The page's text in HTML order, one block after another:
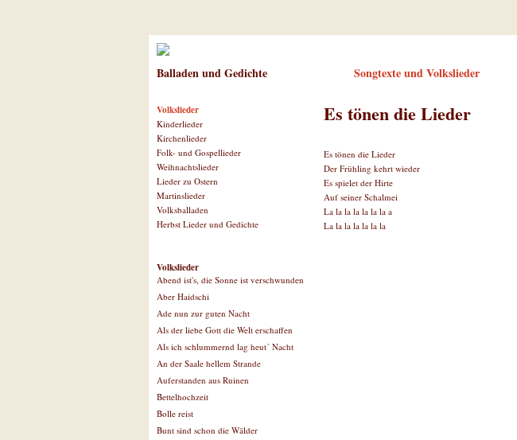
Balladen und Gedichte Songtexte und Volkslieder
Volkslieder
Kinderlieder
Kirchenlieder
Folk- und Gospellieder
Weihnachtslieder
Lieder zu Ostern
Martinslieder
Volksballaden
Herbst Lieder und Gedichte
Volkslieder
Abend ist's, die Sonne ist verschwunden
Aber Haidschi
Ade nun zur guten Nacht
Als der liebe Gott die Welt erschaffen
Als ich schlummernd lag heut´ Nacht
An der Saale hellem Strande
Auferstanden aus Ruinen
Bettelhochzeit
Bolle reist
Bunt sind schon die Wälder
Es tönen die Lieder
Es tönen die Lieder
Der Frühling kehrt wieder
Es spielet der Hirte
Auf seiner Schalmei
La la la la la la la a
La la la la la la la